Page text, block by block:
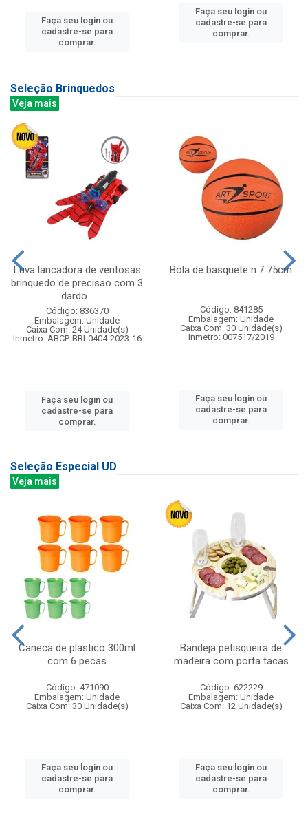
Faça seu login ou
cadastre-se para
comprar.
Faça seu login ou
cadastre-se para
comprar.
Seleção Brinquedos
Veja mais
Luva lancadora de ventosas
brinquedo de precisao com 3
dardo...
Código: 836370
Embalagem: Unidade
Caixa Com: 24 Unidade(s)
Inmetro: ABCP-BRI-0404-2023-16
Faça seu login ou
cadastre-se para
comprar.
Bola de basquete n.7 75cm
Código: 841285
Embalagem: Unidade
Caixa Com: 30 Unidade(s)
Inmetro: 007517/2019
Faça seu login ou
cadastre-se para
comprar.
Seleção Especial UD
Veja mais
Caneca de plastico 300ml
com 6 pecas
Código: 471090
Embalagem: Unidade
Caixa Com: 30 Unidade(s)
Faça seu login ou
cadastre-se para
comprar.
Bandeja petisqueira de
madeira com porta tacas
Código: 622229
Embalagem: Unidade
Caixa Com: 12 Unidade(s)
Faça seu login ou
cadastre-se para
comprar.